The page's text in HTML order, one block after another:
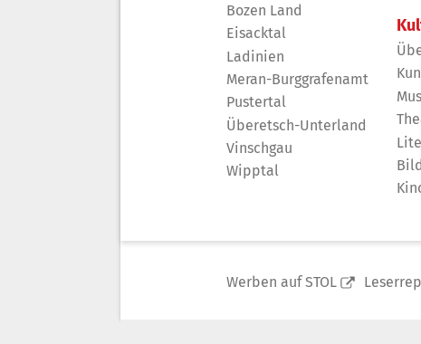
Bozen Land
Eisacktal
Ladinien
Meran-Burggrafenamt
Pustertal
Überetsch-Unterland
Vinschgau
Wipptal
Werben auf STOL